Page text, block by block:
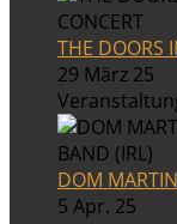
THE DOORS
29 März 25
DOM
5 Apr. 25